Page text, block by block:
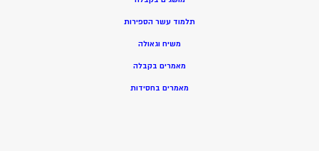
תלמוד עשר הספירות
משיח וגאולה
מאמרים בקבלה
מאמרים בחסידות